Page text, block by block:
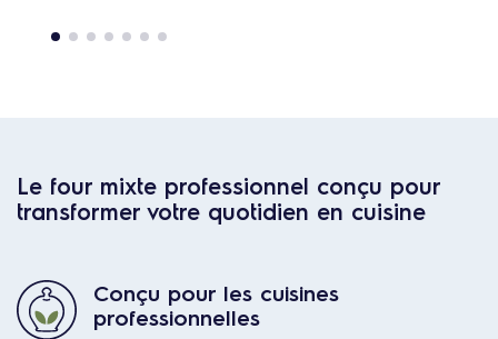
Le four mixte professionnel conçu pour
transformer votre quotidien en cuisine
Conçu pour les cuisines
professionnelles